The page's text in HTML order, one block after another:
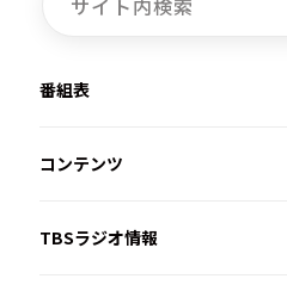
番組表
コンテンツ
TBSラジオ情報